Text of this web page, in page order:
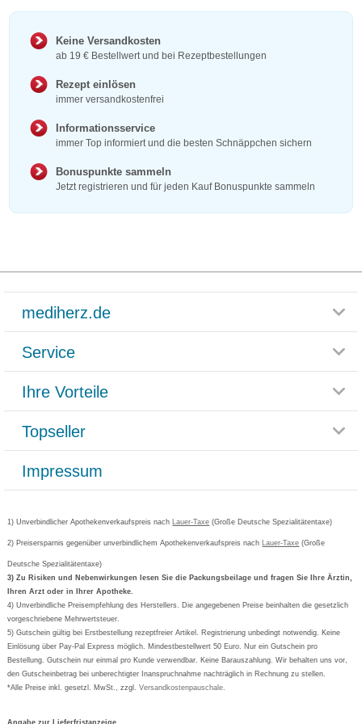
Keine Versandkosten
ab 19 € Bestellwert und bei Rezeptbestellungen
Rezept einlösen
immer versandkostenfrei
Informationsservice
immer Top informiert und die besten Schnäppchen sichern
Bonuspunkte sammeln
Jetzt registrieren und für jeden Kauf Bonuspunkte sammeln
mediherz.de
Glossar
Häufig gestellte Fragen
Datenschutz
AGB
Cookie-Einstellungen
Vertrag widerrufen
Service
Rücksendemöglichkeit
Paketlieferstatus
Versandkosten
Bestellschein ausfüllen
Newsletteranmeldung
Ihre Vorteile
Rezeptlieferung
Bonusprogramm
Gutschein und Rabatte
Kundenbewertung
Topseller
Grippostad
Bepanthen
Formoline
Wick
Eucerin
Basica
Impressum
1) Unverbindlicher Apothekenverkaufspreis nach Lauer-Taxe (Große Deutsche Spezialitätentaxe)
2) Preisersparnis gegenüber unverbindlichem Apothekenverkaufspreis nach Lauer-Taxe (Große
Deutsche Spezialitätentaxe)
3) Zu Risiken und Nebenwirkungen lesen Sie die Packungsbeilage und fragen Sie Ihre Ärztin,
Ihren Arzt oder in Ihrer Apotheke.
4) Unverbindliche Preisempfehlung des Herstellers. Die angegebenen Preise beinhalten die gesetzlich
vorgeschriebene Mehrwertsteuer.
5) Gutschein gültig bei Erstbestellung rezeptfreier Artikel. Registrierung unbedingt notwendig. Keine
Einlösung über Pay-Pal Express möglich. Mindestbestellwert 50 Euro. Nur ein Gutschein pro
Bestellung. Gutschein nur einmal pro Kunde verwendbar. Keine Barauszahlung. Wir behalten uns vor,
den Gutscheinbetrag bei unberechtigter Inanspruchnahme nachträglich in Rechnung zu stellen.
*Alle Preise inkl. gesetzl. MwSt., zzgl.Versandkostenpauschale
Angabe zur Lieferfristanzeige